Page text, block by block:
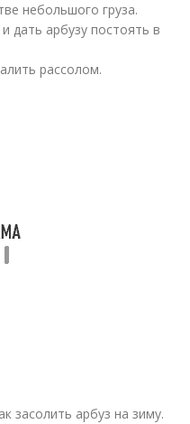
небольшого груза.
дать арбузу постоять в
рассолом.
засолить арбуз на зиму.